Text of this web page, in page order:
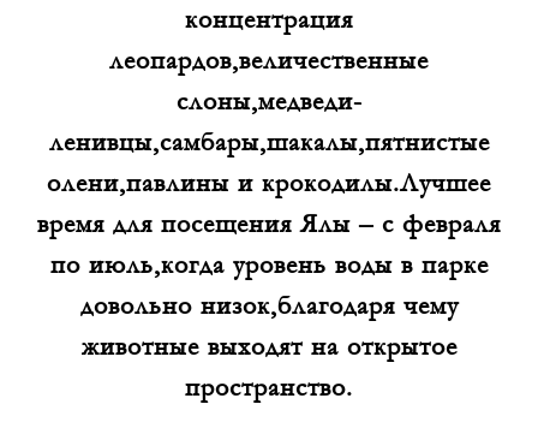
концентрация
леопардов,величественные
слоны,медведи-
ленивцы,самбары,шакалы,пятнистые
олени,павлины и крокодилы.Лучшее
время для посещения Ялы – с февраля
по июль,когда уровень воды в парке
довольно низок,благодаря чему
животные выходят на открытое
пространство.